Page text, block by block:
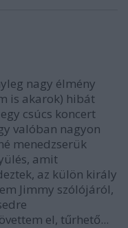
nagy élmény
is akarok) hibát
csúcs koncert
valóban nagyon
menedzserük
amit
az külön király
Jimmy szólójáról,
el, tűrhető...